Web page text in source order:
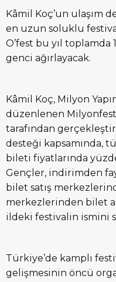
Kâmil Koç’un ulaşım
en uzun soluklu
O’fest bu yıl
genci ağırlayacak.
Kâmil Koç, Milyon
düzenlenen
tarafından
desteği kapsamında,
bileti fiyatlarında
Gençler, indirimden
bilet satış
merkezlerinden bilet
ildeki festivalin ismini
Türkiye’de kamplı
gelişmesinin öncü